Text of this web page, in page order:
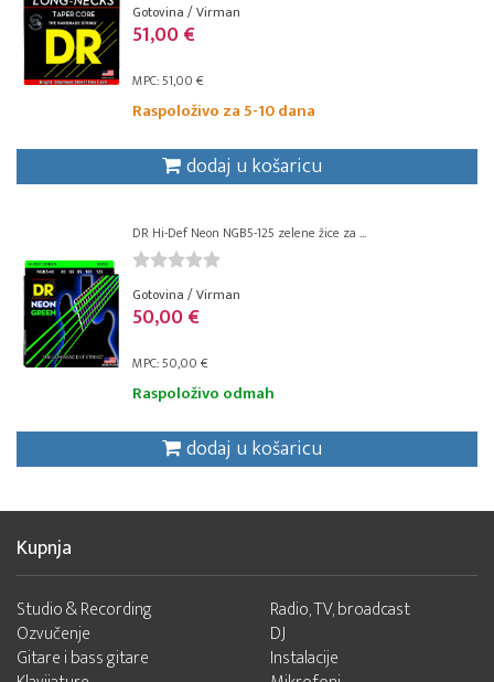
Gotovina / Virman
51,00 €
MPC: 51,00 €
Raspoloživo za 5-10 dana
dodaj u košaricu
DR Hi-Def Neon NGB5-125 zelene žice za ...
Gotovina / Virman
50,00 €
MPC: 50,00 €
Raspoloživo odmah
dodaj u košaricu
Kupnja
Studio & Recording
Ozvučenje
Gitare i bass gitare
Radio, TV, broadcast
DJ
Instalacije